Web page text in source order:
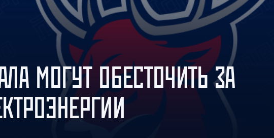
Амур
Барыс
Салават Юлаев
Сибирь
МОГУТ ОБЕСТОЧИТЬ ЗА